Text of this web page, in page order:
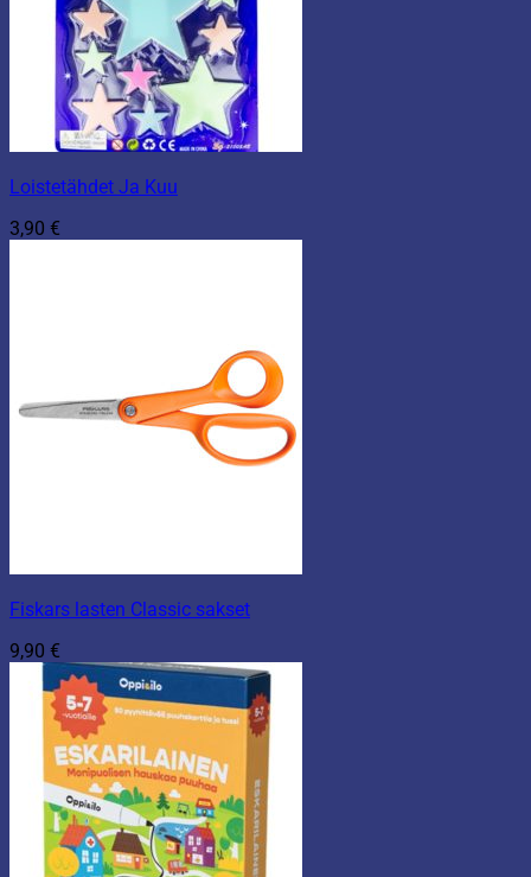
Loistetähdet Ja Kuu
3,90 €
Fiskars lasten Classic sakset
9,90 €